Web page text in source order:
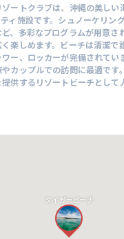
ートクラブは、沖縄の美しい
ィ施設です。シュノーケリン
ど、多彩なプログラムが用意さ
楽しめます。ビーチは清潔で
ー、ロッカーが完備されてい
カップルでの訪問に最適です
供するリゾートビーチとして
タイガービーチ